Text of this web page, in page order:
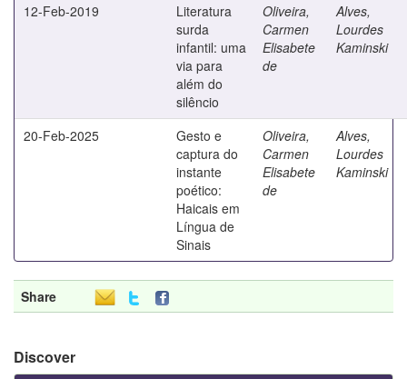
12-Feb-2019
Literatura
surda
infantil: uma
via para
além do
silêncio
Oliveira,
Carmen
Elisabete
de
Alves,
Lourdes
Kaminski
20-Feb-2025
Gesto e
captura do
instante
poético:
Haicais em
Língua de
Sinais
Oliveira,
Carmen
Elisabete
de
Alves,
Lourdes
Kaminski
Share
Discover